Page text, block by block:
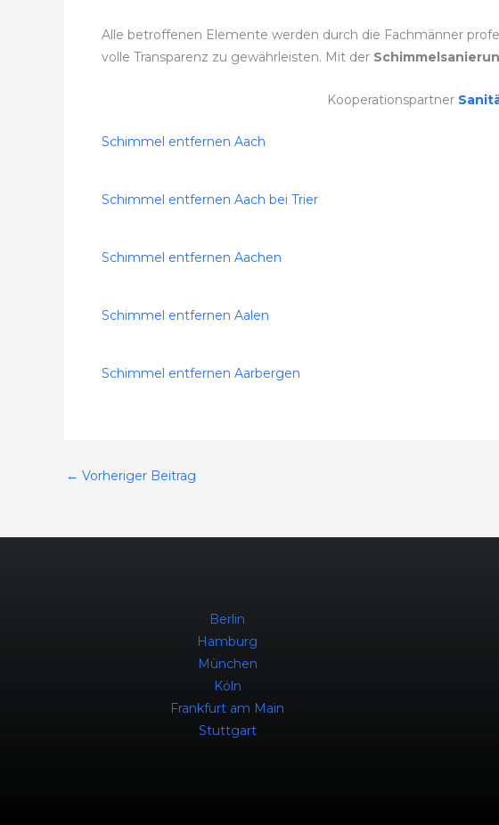
Alle betroffenen Elemente werden durch die Fachmänner
volle Transparenz zu gewährleisten. Mit der
Kooperationspartner
Schimmel entfernen Aach
Schimmel entfernen Aach bei Trier
Schimmel entfernen Aachen
Schimmel entfernen Aalen
Schimmel entfernen Aarbergen
← Vorheriger Beitrag
Berlin
Hamburg
München
Köln
Frankfurt am Main
Stuttgart